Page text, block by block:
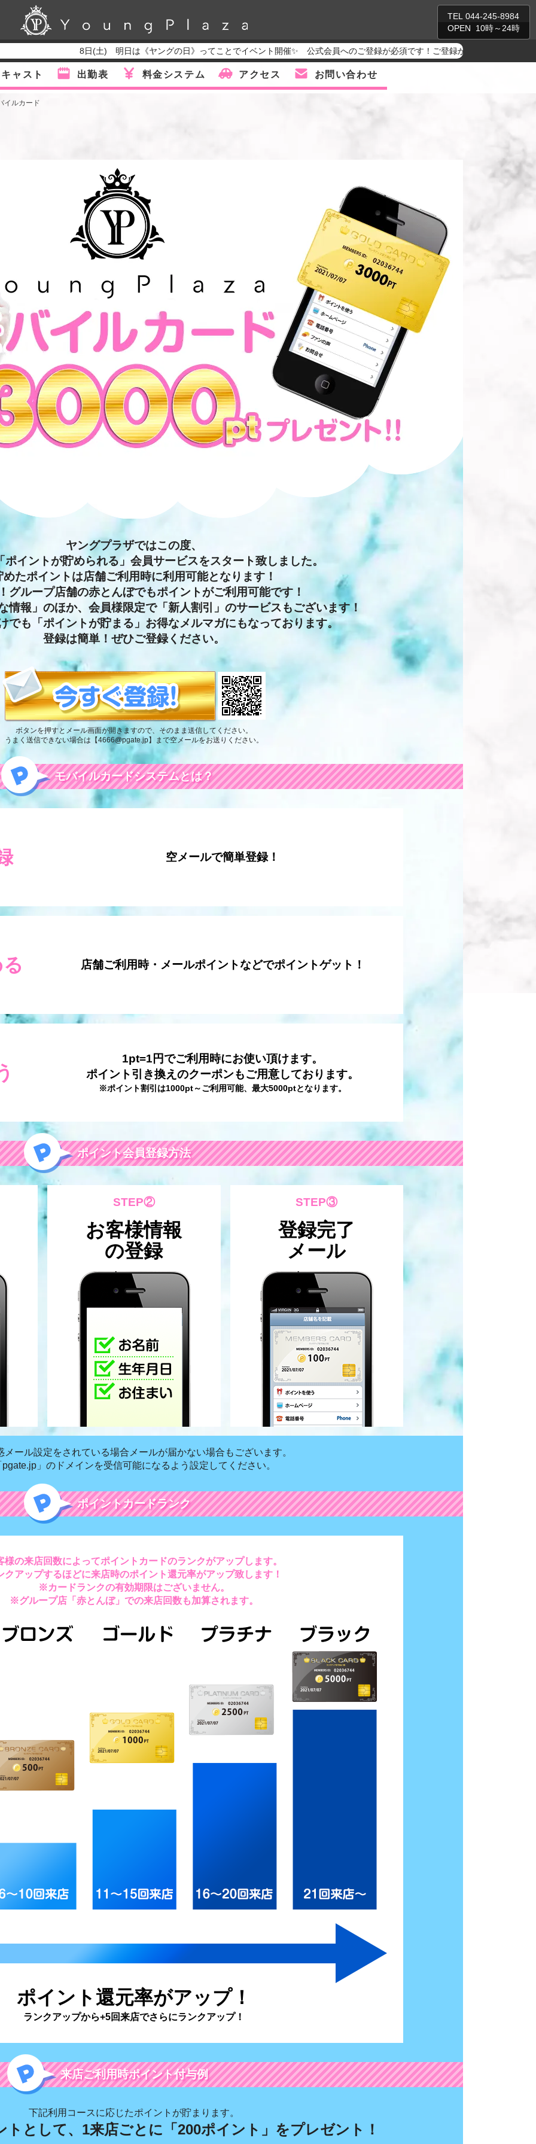
TEL 044-245-8984
OPEN 10時～24時
8日(土) 明日は《ヤングの日》ってことでイベント開催✨ 公式会員へのご登録が必須です！ご登録がお済みでない方は【川崎堀之
キャスト 出勤表 料金システム アクセス お問い合わせ
イルカード
ヤングプラザではこの度、
ポイントが貯められる」会員サービスをスタート致しました。
めたポイントは店舗ご利用時に利用可能となります！
グループ店舗の赤とんぼでもポイントがご利用可能です！
情報」のほか、会員様限定で「新人割引」のサービスもございます！
でも「ポイントが貯まる」お得なメルマガにもなっております。
登録は簡単！ぜひご登録ください。
ボタンを押すとメール画面が開きますので、そのまま送信してください。
うまく送信できない場合は【4666@pgate.jp】まで空メールをお送りください。
モバイルカードシステムとは？
空メールで簡単登録！
店舗ご利用時・メールポイントなどでポイントゲット！
1pt=1円でご利用時にお使い頂けます。
ポイント引き換えのクーポンもご用意しております。
※ポイント割引は1000pt～ご利用可能、最大5000ptとなります。
ポイント会員登録方法
STEP②
お客様情報
の登録
STEP③
登録完了
メール
ール設定をされている場合メールが届かない場合もございます。
pgate.jp」のドメインを受信可能になるよう設定してください。
ポイントカードランク
様の来店回数によってポイントカードのランクがアップします。
クアップするほどに来店時のポイント還元率がアップ致します！
※カードランクの有効期限はございません。
※グループ店「赤とんぼ」での来店回数も加算されます。
ポイント還元率がアップ！
ランクアップから+5回来店でさらにランクアップ！
来店ご利用時ポイント付与例
下記利用コースに応じたポイントが貯まります。
トとして、1来店ごとに「200ポイント」をプレゼント！